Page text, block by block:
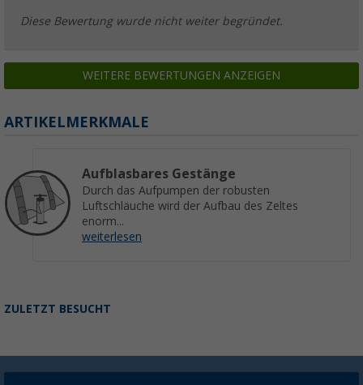
Diese Bewertung wurde nicht weiter begründet.
WEITERE BEWERTUNGEN ANZEIGEN
ARTIKELMERKMALE
Aufblasbares Gestänge
Durch das Aufpumpen der robusten
Luftschläuche wird der Aufbau des Zeltes
enorm...
weiterlesen
ZULETZT BESUCHT